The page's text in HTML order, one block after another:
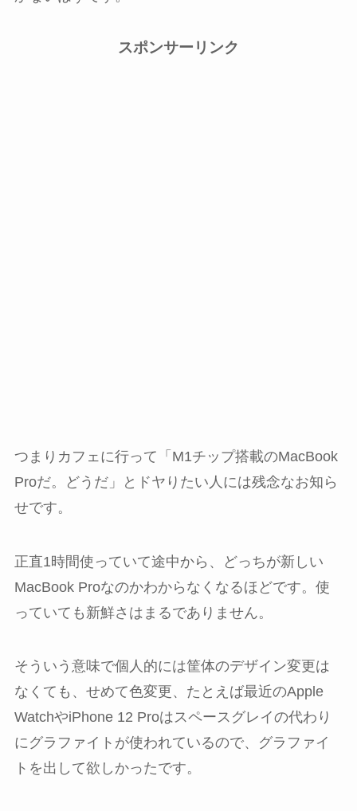
スポンサーリンク
つまりカフェに行って「M1チップ搭載のMacBook
Proだ。どうだ」とドヤりたい人には残念なお知ら
せです。
正直1時間使っていて途中から、どっちが新しい
MacBook Proなのかわからなくなるほどです。使
っていても新鮮さはまるでありません。
そういう意味で個人的には筐体のデザイン変更は
なくても、せめて色変更、たとえば最近のApple
WatchやiPhone 12 Proはスペースグレイの代わり
にグラファイトが使われているので、グラファイ
トを出して欲しかったです。